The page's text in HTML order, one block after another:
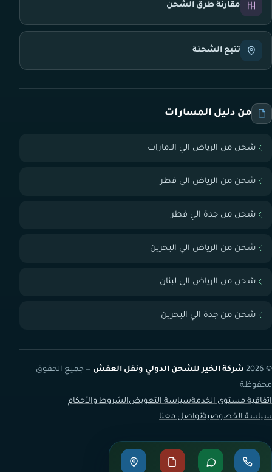
مقارنة طرق الشحن
تتبع الشحنة
من دليل المسارات
شحن من الرياض الي الامارات
شحن من الرياض الي قطر
شحن من جدة الي قطر
شحن من الرياض الي البحرين
شحن من الرياض الي لبنان
شحن من جدة الي البحرين
© 2026 شركة الخير للشحن الدولي ونقل العفش — جميع الحقوق
محفوظة
اتفاقية مستوى الخدمةسياسة التعويضالشروط والأحكام
سياسة الخصوصيةتواصل معنا